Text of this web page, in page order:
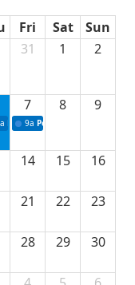
Fri Sat
Sun
ugovora sa neprofitnim
31 1 2
ugovora o stipendijama
Podrška razvoju vodne
7
9a Početak izgradnje nove
8 9
14 15 16
21 22 23
28 29 30